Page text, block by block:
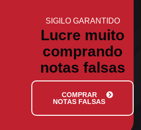
SIGILO GARANTIDO
Lucre muito
comprando
notas falsas
COMPRAR
NOTAS FALSAS